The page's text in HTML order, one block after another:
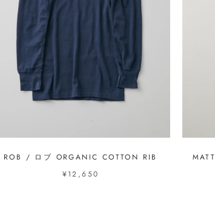
ROB / ロブ ORGANIC COTTON RIB
¥12,650